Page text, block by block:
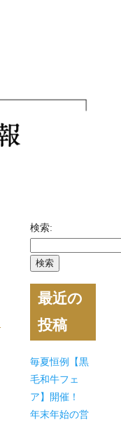
検索:
最近の
投稿
毎夏恒例【黒
毛和牛フェ
ア】開催！
年末年始の営